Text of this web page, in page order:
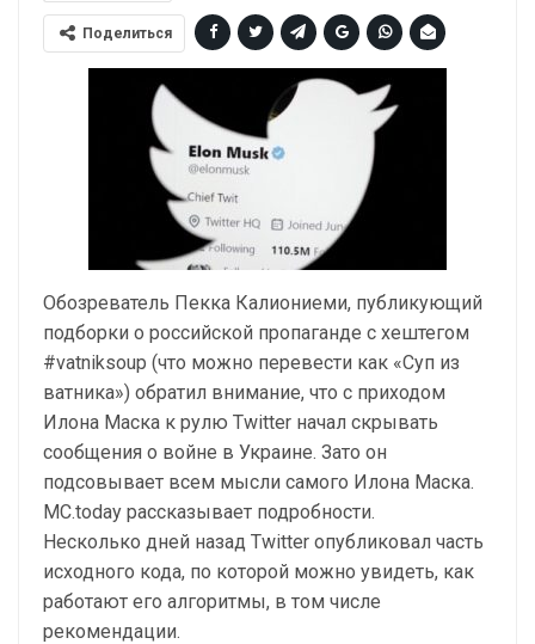
Поделиться
Обозреватель Пекка Калиониеми, публикующий
подборки о российской пропаганде с хештегом
#vatniksoup (что можно перевести как «Суп из
ватника») обратил внимание, что с приходом
Илона Маска к рулю Twitter начал скрывать
сообщения о войне в Украине. Зато он
подсовывает всем мысли самого Илона Маска.
MC.today рассказывает подробности.
Несколько дней назад Twitter опубликовал часть
исходного кода, по которой можно увидеть, как
работают его алгоритмы, в том числе
рекомендации.